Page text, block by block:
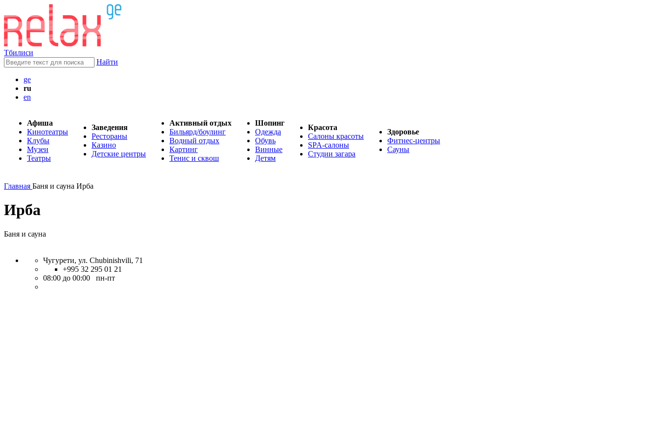
Тбилиси
Найти
ge
ru
en
Афиша
Кинотеатры
Клубы
Музеи
Театры
Заведения
Рестораны
Казино
Детские центры
Активный отдых
Бильярд/боулинг
Водный отдых
Картинг
Тенис и сквош
Шопинг
Одежда
Обувь
Винные
Детям
Красота
Салоны красоты
SPA-салоны
Студии загара
Здоровье
Фитнес-центры
Сауны
Главная Баня и сауна Ирба
Ирба
Баня и сауна
Чугурети, ул. Chubinishvili, 71
+995 32 295 01 21
08:00 до 00:00 пн-пт